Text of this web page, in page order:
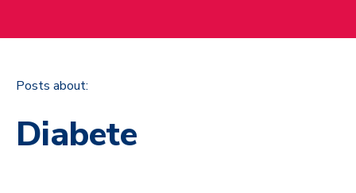
Posts about:
Diabete